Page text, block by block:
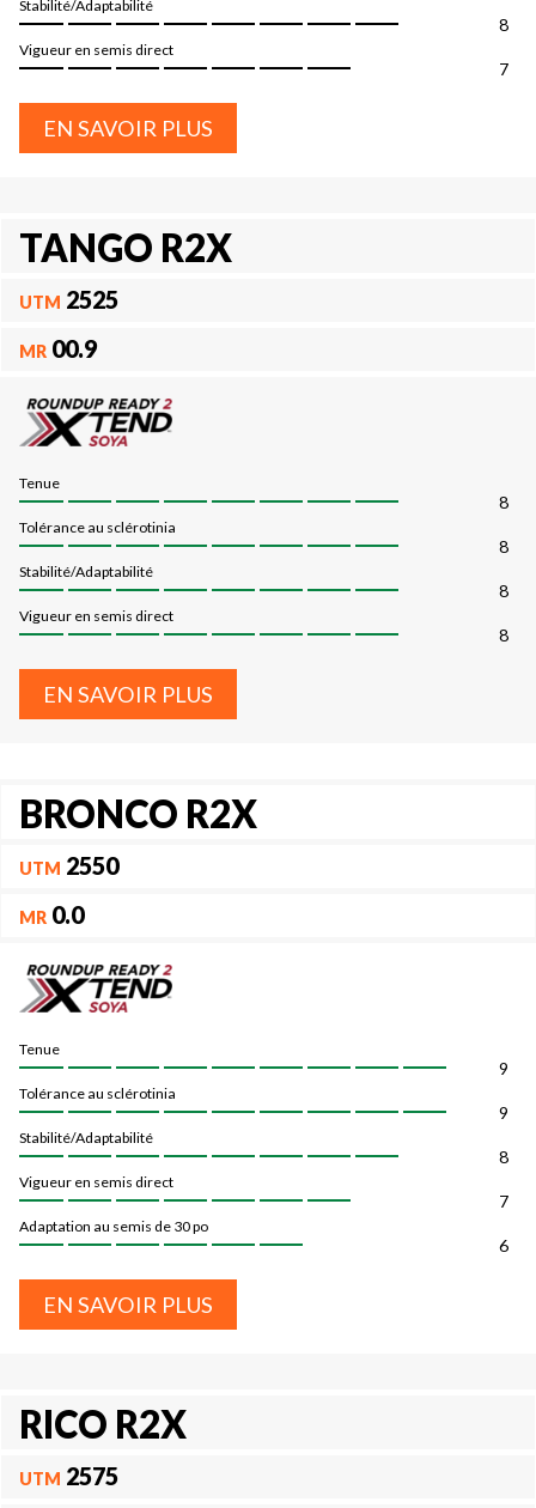
Stabilité/Adaptabilité
8
Vigueur en semis direct
7
EN SAVOIR PLUS
TANGO R2X
UTM 2525
MR 00.9
Tenue
8
Tolérance au sclérotinia
8
Stabilité/Adaptabilité
8
Vigueur en semis direct
8
EN SAVOIR PLUS
BRONCO R2X
UTM 2550
MR 0.0
Tenue
9
Tolérance au sclérotinia
9
Stabilité/Adaptabilité
8
Vigueur en semis direct
7
Adaptation au semis de 30 po
6
EN SAVOIR PLUS
RICO R2X
UTM 2575